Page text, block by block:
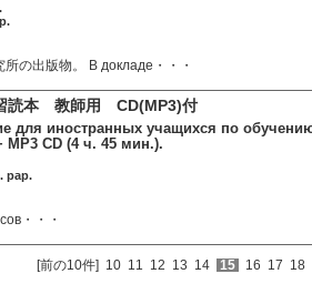
の出版物。 В докладе・・・
読本 教師用 CD(MP3)付
для иностранных учащихся по
MP3 CD (4 ч. 45 мин.).
pap.
・・・
[前の10件] 10 11 12 13 14 15 16 17 18